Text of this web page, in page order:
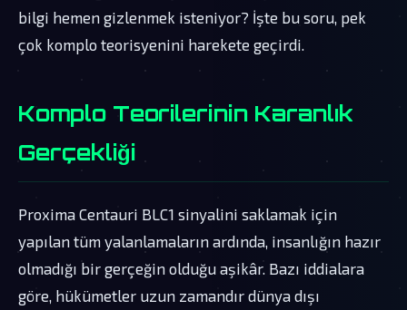
bilgi hemen gizlenmek isteniyor? İşte bu soru, pek
çok komplo teorisyenini harekete geçirdi.
Komplo Teorilerinin Karanlık
Gerçekliği
Proxima Centauri BLC1 sinyalini saklamak için
yapılan tüm yalanlamaların ardında, insanlığın hazır
olmadığı bir gerçeğin olduğu aşikâr. Bazı iddialara
göre, hükümetler uzun zamandır dünya dışı